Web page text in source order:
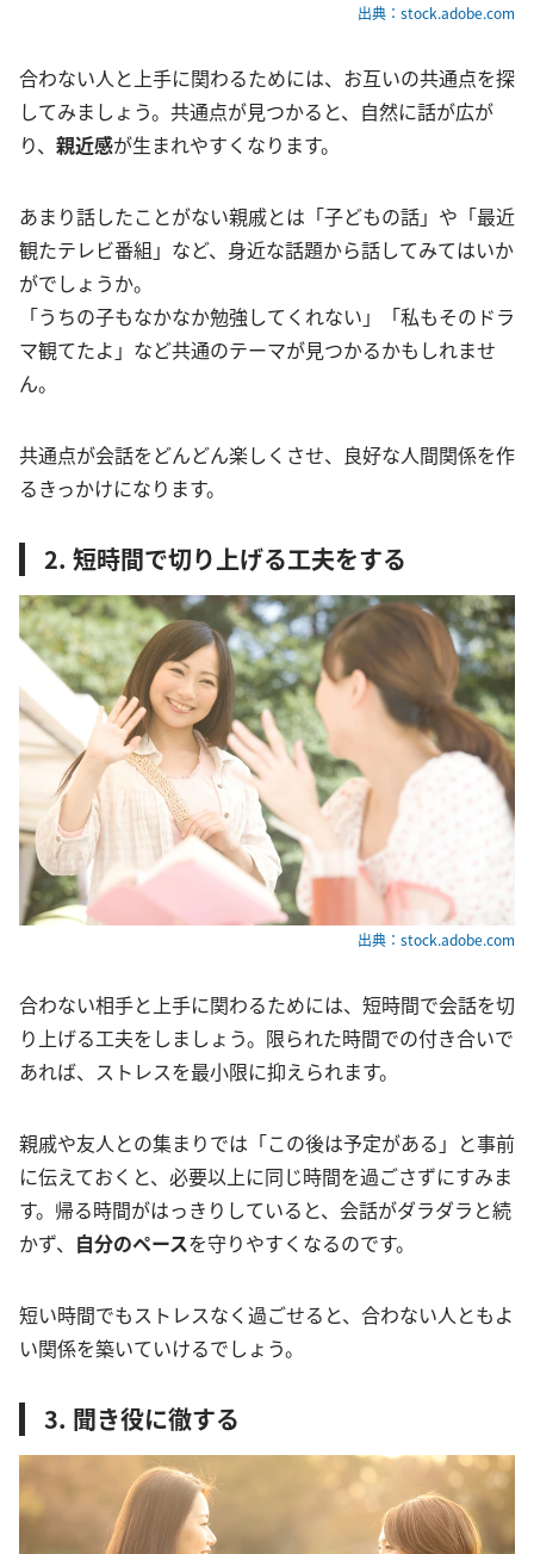
出典：stock.adobe.com
合わない人と上手に関わるためには、お互いの共通点を探
してみましょう。共通点が見つかると、自然に話が広が
り、 親近感が生まれやすくなります。
あまり話したことがない親戚とは「子どもの話」や「最近
観たテレビ番組」など、身近な話題から話してみてはいか
がでしょうか。
「うちの子もなかなか勉強してくれない」「私もそのドラ
マ観てたよ」など共通のテーマが見つかるかもしれませ
ん。
共通点が会話をどんどん楽しくさせ、良好な人間関係を作
るきっかけになります。
2. 短時間で切り上げる工夫をする
出典：stock.adobe.com
合わない相手と上手に関わるためには、短時間で会話を切
り上げる工夫をしましょう。限られた時間での付き合いで
あれば、ストレスを最小限に抑えられます。
親戚や友人との集まりでは「この後は予定がある」と事前
に伝えておくと、必要以上に同じ時間を過ごさずにすみま
す。帰る時間がはっきりしていると、会話がダラダラと続
かず、 自分のペースを守りやすくなるのです。
短い時間でもストレスなく過ごせると、合わない人ともよ
い関係を築いていけるでしょう。
3. 聞き役に徹する